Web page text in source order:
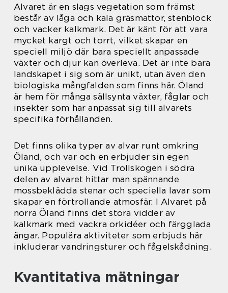
Alvaret är en slags vegetation som främst
består av låga och kala gräsmattor, stenblock
och vacker kalkmark. Det är känt för att vara
mycket kargt och torrt, vilket skapar en
speciell miljö där bara speciellt anpassade
växter och djur kan överleva. Det är inte bara
landskapet i sig som är unikt, utan även den
biologiska mångfalden som finns här. Öland
är hem för många sällsynta växter, fåglar och
insekter som har anpassat sig till alvarets
specifika förhållanden.
Det finns olika typer av alvar runt omkring
Öland, och var och en erbjuder sin egen
unika upplevelse. Vid Trollskogen i södra
delen av alvaret hittar man spännande
mossbeklädda stenar och speciella lavar som
skapar en förtrollande atmosfär. I Alvaret på
norra Öland finns det stora vidder av
kalkmark med vackra orkidéer och färgglada
ängar. Populära aktiviteter som erbjuds här
inkluderar vandringsturer och fågelskådning.
Kvantitativa mätningar